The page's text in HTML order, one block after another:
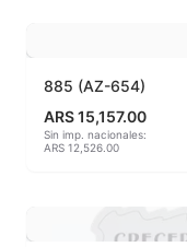
MAYCO
MAYCO
MAYCO
885 (AZ-654)
ARS 15,157.00
Sin imp. nacionales:
ARS 12,526.00